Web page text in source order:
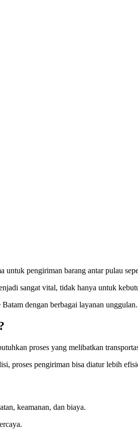
untuk pengiriman barang antar pulau
sangat vital, tidak hanya untuk
dengan berbagai layanan unggulan.
proses yang melibatkan
proses pengiriman bisa diatur lebih
keamanan, dan biaya.